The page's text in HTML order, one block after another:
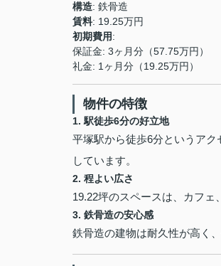
構造: 鉄骨造
賃料: 19.25万円
初期費用:
保証金: 3ヶ月分（57.75万円）
礼金: 1ヶ月分（19.25万円）
物件の特徴
1. 駅徒歩6分の好立地
平塚駅から徒歩6分というア
しています。
2. 程よい広さ
19.22坪のスペースは、カフェ
3. 鉄骨造の安心感
鉄骨造の建物は耐久性が高く